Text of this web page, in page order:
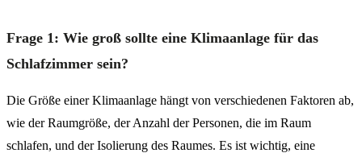
Frage 1: Wie groß sollte eine Klimaanlage für das
Schlafzimmer sein?
Die Größe einer Klimaanlage hängt von verschiedenen Faktoren ab,
wie der Raumgröße, der Anzahl der Personen, die im Raum
schlafen, und der Isolierung des Raumes. Es ist wichtig, eine